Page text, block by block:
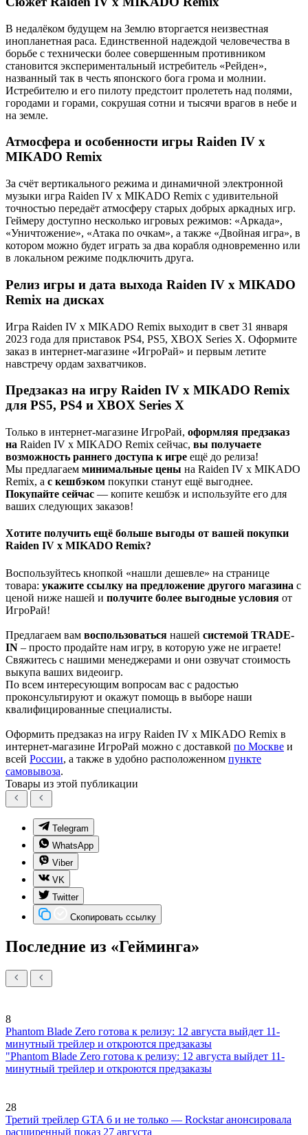
В недалёком будущем на Землю вторгается неизвестная
инопланетная раса. Единственной надеждой человечества в
борьбе с технически более совершенным противником
становится экспериментальный истребитель «Рейден»,
названный так в честь японского бога грома и молнии.
Истребителю и его пилоту предстоит пролететь над полями,
городами и горами, сокрушая сотни и тысячи врагов в небе и
на земле.
Атмосфера и особенности игры Raiden IV x
MIKADO Remix
За счёт вертикального режима и динамичной электронной
музыки игра Raiden IV x MIKADO Remix с удивительной
точностью передаёт атмосферу старых добрых аркадных игр.
Геймеру доступно несколько игровых режимов: «Аркада»,
«Уничтожение», «Атака по очкам», а также «Двойная игра», в
котором можно будет играть за два корабля одновременно или
в локальном режиме подключить друга.
Релиз игры и дата выхода Raiden IV x MIKADO
Remix на дисках
Игра Raiden IV x MIKADO Remix выходит в свет 31 января
2023 года для приставок PS4, PS5, XBOX Series X. Оформите
заказ в интернет-магазине «ИгроРай» и первым летите
навстречу ордам захватчиков.
Предзаказ на игру Raiden IV x MIKADO Remix
для PS5, PS4 и XBOX Series X
Только в интернет-магазине ИгроРай, оформляя предзаказ
на Raiden IV x MIKADO Remix сейчас, вы получаете
возможность раннего доступа к игре ещё до релиза!
Мы предлагаем минимальные цены на Raiden IV x MIKADO
Remix, а с кешбэком покупки станут ещё выгоднее.
Покупайте сейчас — копите кешбэк и используйте его для
ваших следующих заказов!
Хотите получить ещё больше выгоды от вашей покупки
Raiden IV x MIKADO Remix?
Воспользуйтесь кнопкой «нашли дешевле» на странице
товара: укажите ссылку на предложение другого магазина с
ценой ниже нашей и получите более выгодные условия от
ИгроРай!
Предлагаем вам воспользоваться нашей системой TRADE-
IN – просто продайте нам игру, в которую уже не играете!
Свяжитесь с нашими менеджерами и они озвучат стоимость
выкупа ваших видеоигр.
По всем интересующим вопросам вас с радостью
проконсультируют и окажут помощь в выборе наши
квалифицированные специалисты.
Оформить предзаказ на игру Raiden IV x MIKADO Remix в
интернет-магазине ИгроРай можно с доставкой по Москве и
всей России, а также в удобно расположенном пункте
самовывоза.
Товары из этой публикации
Telegram
WhatsApp
Viber
VK
Twitter
Скопировать ссылку
Последние из «Гейминга»
8
Phantom Blade Zero готова к релизу: 12 августа выйдет 11-
минутный трейлер и откроются предзаказы
"Phantom Blade Zero готова к релизу: 12 августа выйдет 11-
минутный трейлер и откроются предзаказы
28
Третий трейлер GTA 6 и не только — Rockstar анонсировала
расширенный показ 27 августа